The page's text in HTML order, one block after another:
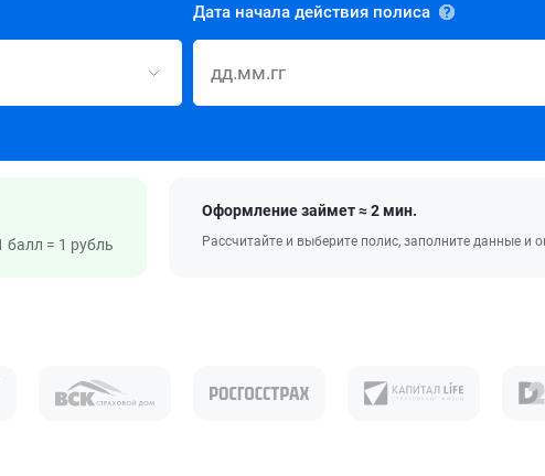
Дата начала действия полиса
= 1 рубль
Оформление займет ≈ 2 мин.
Рассчитайте и выберите полис, заполните данные и